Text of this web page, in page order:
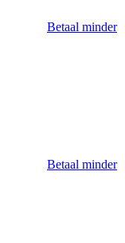
Betaal minder
Betaal minder